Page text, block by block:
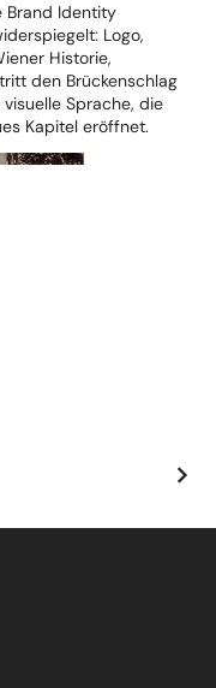
Brand Identity
Logo,
Historie,
den Brückenschlag
Sprache, die
Kapitel eröffnet.